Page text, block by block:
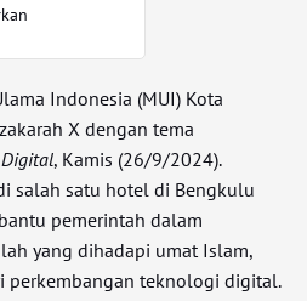
Indonesia (MUI) Kota
X dengan tema
, Kamis (26/9/2024).
salah satu hotel di Bengkulu
pemerintah dalam
yang dihadapi umat Islam,
perkembangan teknologi digital.